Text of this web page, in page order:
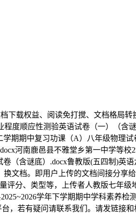
载权益、阅读免打搅、文档格局转
度顺应性测验英语试卷（一）（含
期期中复习功课（A）八年级物理
河南鹿邑县不雅堂乡第一中学等
（含谜底）.docx鲁教版(五四制)英
文档。即用户上传的文档间接分
分、类型等，上传者人教版七年
学年下学期期中学科素养
，若有疑问请联系我们。请发链接